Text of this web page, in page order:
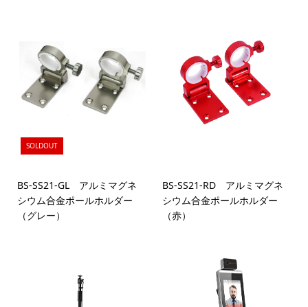
SOLDOUT
BS-SS21-GL アルミマグネ
シウム合金ポールホルダー
（グレー）
BS-SS21-RD アルミマグネ
シウム合金ポールホルダー
（赤）